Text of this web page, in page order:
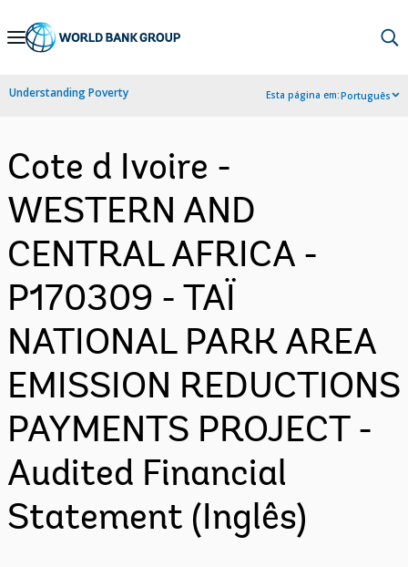
Skip
Navigation
Understanding Poverty Esta página em:Português
Cote d Ivoire -
WESTERN AND
CENTRAL AFRICA -
P170309 - TAÏ
NATIONAL PARK AREA
EMISSION REDUCTIONS
PAYMENTS PROJECT -
Audited Financial
Statement (Inglês)